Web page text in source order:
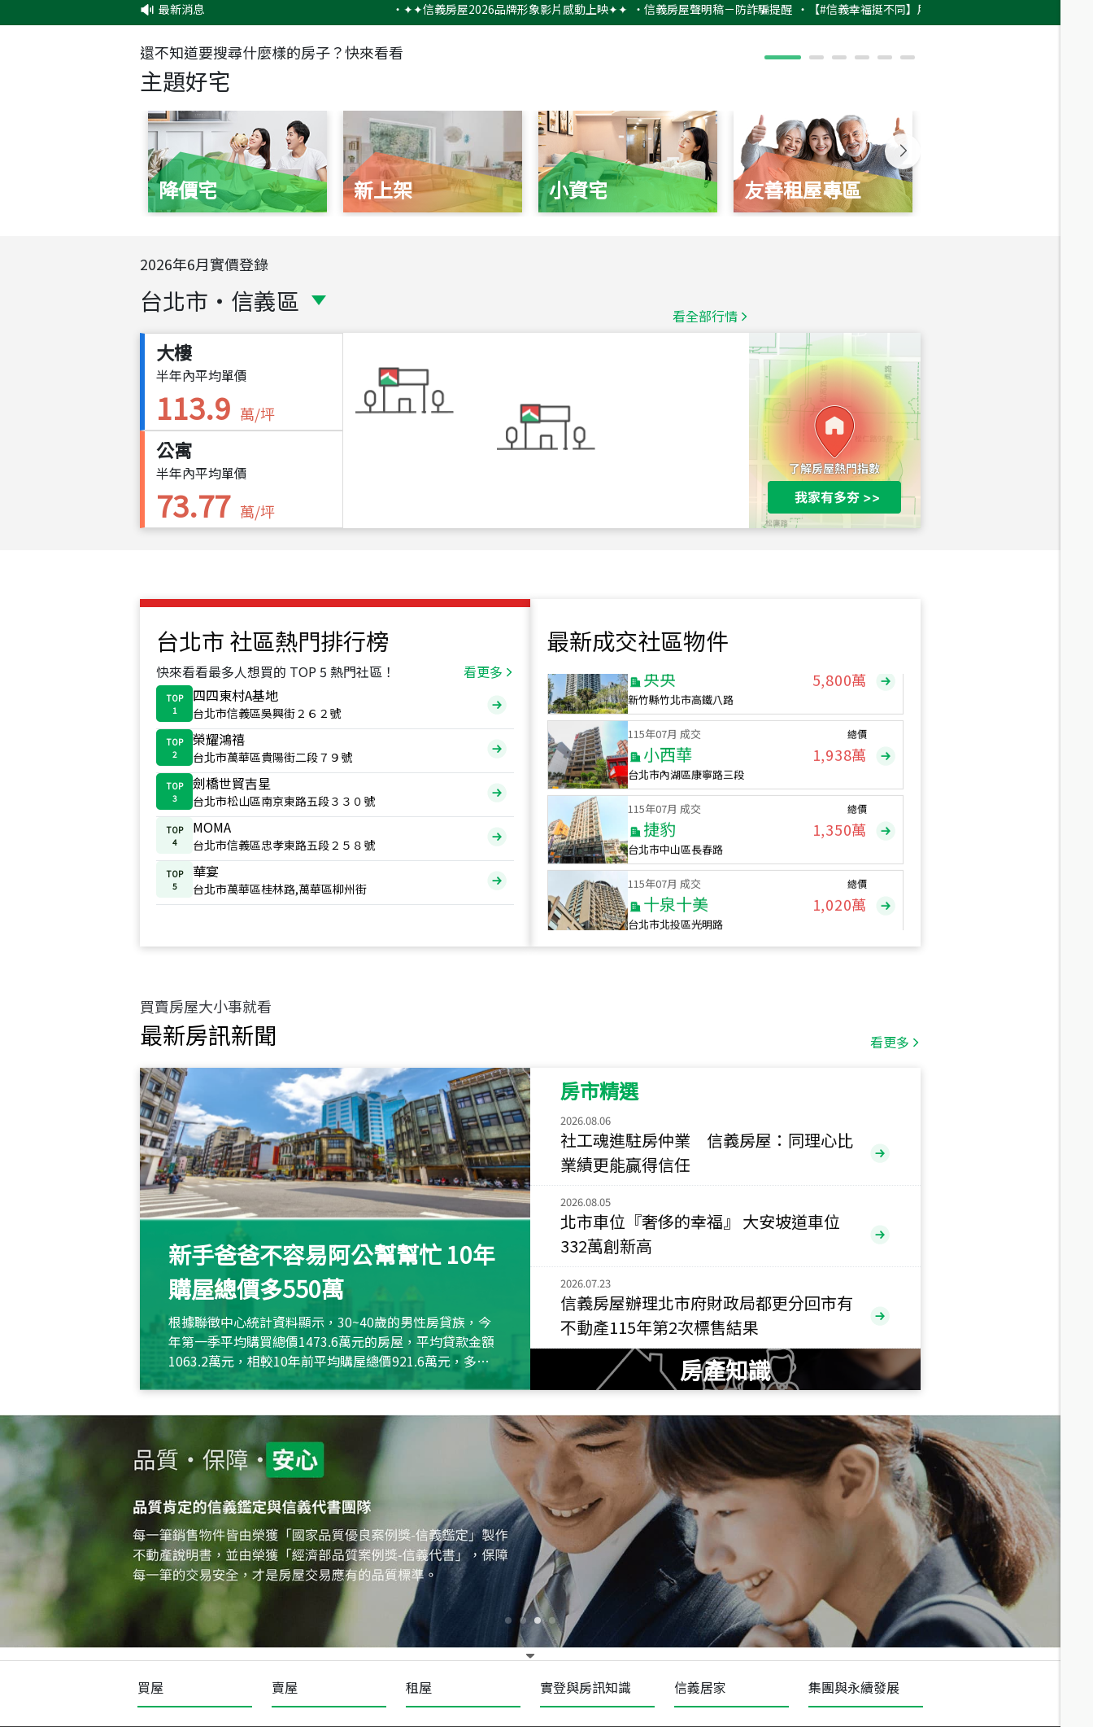
最新消息 ✦✦信義房屋2026品牌形象影片感動上映✦✦ ‧信義房屋聲明稿－防詐騙提醒 ‧【#信義幸福挺不同】用實力，讓升職免抽號碼牌！最新雇主品
還不知道要搜尋什麼樣的房子？快來看看
主題好宅
降價宅 新上架 小資宅 友善租屋專區
2026年6月實價登錄
台北市 ・ 信義區 看全部行情
大樓
半年內平均單價
113.9 萬/坪
公寓
半年內平均單價
73.77 萬/坪
台北市 社區熱門排行榜
快來看看最多人想買的 TOP 5 熱門社區！ 看更多
TOP
1
四四東村A基地
台北市信義區吳興街２６２號
TOP
2
榮耀鴻禧
台北市萬華區貴陽街二段７９號
TOP
3
劍橋世貿吉星
台北市松山區南京東路五段３３０號
TOP
4
MOMA
台北市信義區忠孝東路五段２５８號
TOP
5
華宴
台北市萬華區桂林路,萬華區柳州街
最新成交社區物件
總價
1,020萬
總價
490萬
新竹市新竹市慈祥路
總價
1,808萬
115年07月 成交
央央
新竹縣竹北市高鐵八路
115年07月 成交
小西華
台北市內湖區康寧路三段
總價
1,938萬
115年07月 成交
捷豹
台北市中山區長春路
總價
1,350萬
115年07月 成交
十泉十美
台北市北投區光明路
總價
1,020萬
115
115年07月 成交
央央 5,800萬
115年
小西華
115年07月 成交
捷豹
台北市中山區長春路
總價
115年07月 成交
台北市北投區光明路
總價
年 月 成交
四維天廈
新竹市新竹市四維路
總價
490萬
115 月 成交
菁英典藏
新竹市新竹市慈祥路
1,808萬
買賣房屋大小事就看
最新房訊新聞 看更多
新手爸爸不容易阿公幫幫忙 10年
購屋總價多550萬
根據聯徵中心統計資料顯示，30~40歲的男性房貸族，今
年第一季平均購買總價1473.6萬元的房屋，平均貸款金額
1063.2萬元，相較10年前平均購屋總價921.6萬元，多出
約550萬元，且貸款金額也多
房市精選
2026.08.06
社工魂進駐房仲業 信義房屋：同理心比
業績更能贏得信任
2026.08.05
北市車位『奢侈的幸福』 大安坡道車位
332萬創新高
2026.07.23
信義房屋辦理北市府財政局都更分回市有
不動產115年第2次標售結果
房產知識
買屋 賣屋 租屋 實登與房訊知識 信義居家 集團與永續發展